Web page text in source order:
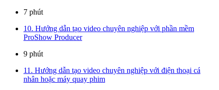
7 phút
10. Hướng dẫn tạo video chuyên nghiệp với phần mềm
ProShow Producer
9 phút
11. Hướng dẫn tạo video chuyên nghiệp với điện thoại cá
nhân hoặc máy quay phim